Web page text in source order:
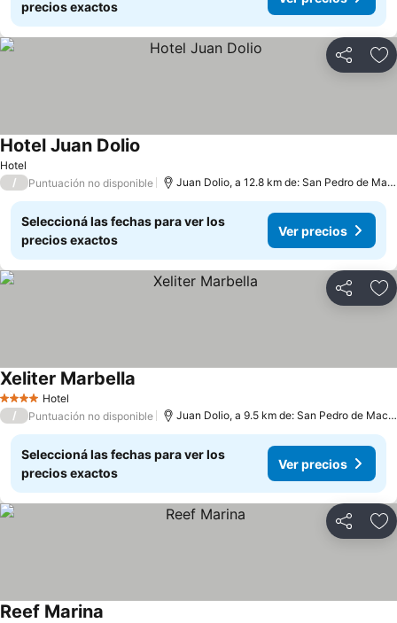
precios exactos
Compartir
Hotel
Hotel Juan Dolio
/ Puntuación no disponible Juan Dolio, a 12.8 km de: San Pedro de Macoris
Seleccioná las fechas para ver los
precios exactos
Ver precios
Compartir
4 EstrellasHotel
Xeliter Marbella
/ Puntuación no disponible Juan Dolio, a 9.5 km de: San Pedro de Macoris
Seleccioná las fechas para ver los
precios exactos
Ver precios
Compartir
Reef Marina